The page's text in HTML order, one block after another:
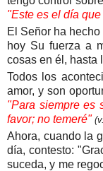
"Este es el día
El Señor ha
hoy Su fuerza a
cosas en él, hasta
Todos los
amor, y son
"Para siempre es
favor; no temeré"
Ahora, cuando la
día, contesto:
suceda, y me